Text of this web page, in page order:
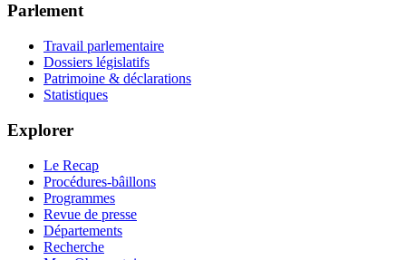
Parlement
Travail parlementaire
Dossiers législatifs
Patrimoine & déclarations
Statistiques
Explorer
Le Recap
Procédures-bâillons
Programmes
Revue de presse
Départements
Recherche